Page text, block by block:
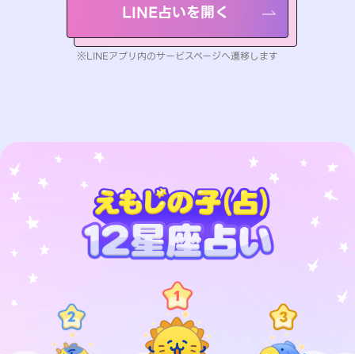
LINE占いを開く
※LINEアプリ内のサービスページへ遷移します